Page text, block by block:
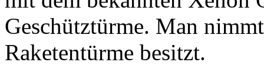
Geschütztürme. Man
Raketentürme besitzt.